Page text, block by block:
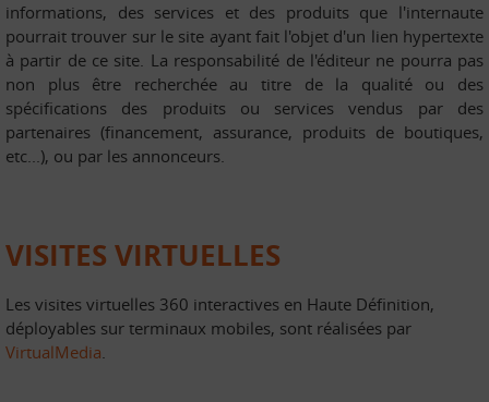
informations, des services et des produits que l'internaute
pourrait trouver sur le site ayant fait l'objet d'un lien hypertexte
à partir de ce site. La responsabilité de l'éditeur ne pourra pas
non plus être recherchée au titre de la qualité ou des
spécifications des produits ou services vendus par des
partenaires (financement, assurance, produits de boutiques,
etc...), ou par les annonceurs.
VISITES VIRTUELLES
Les visites virtuelles 360 interactives en Haute Définition,
déployables sur terminaux mobiles, sont réalisées par
VirtualMedia.